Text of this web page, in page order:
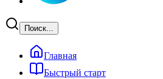
Поиск...
Главная
Быстрый старт